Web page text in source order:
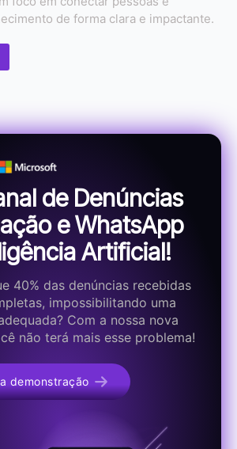
de forma clara e impactante.
de Denúncias
e WhatsApp
Artificial!
40% das denúncias recebidas
impossibilitando uma
Com a nossa nova
não terá mais esse problema!
demonstração